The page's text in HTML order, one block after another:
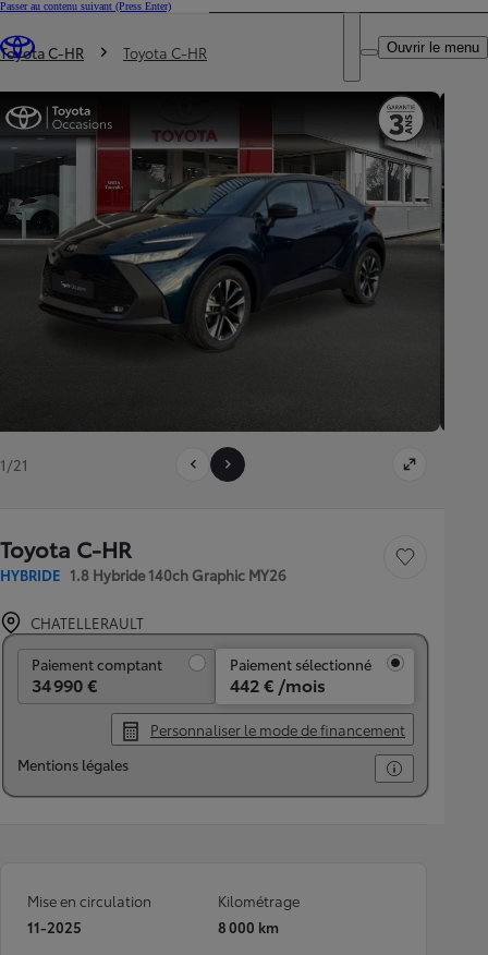
Passer au contenu suivant (Press Enter)
Trouvez un partenaire Toyota
DEALER NAME
Ouvrir le menu
Vous êtes ici
Toyota C-HR Toyota C-HR
1/21
Toyota C-HR
HYBRIDE 1.8 Hybride 140ch Graphic MY26
Sauvegarder le
CHATELLERAULT
Paiement comptant
34 990 €
Paiement sélectionné
442 € /mois
Personnaliser le mode de financement
Mentions légales
Mise en circulation
11-2025
Kilométrage
8 000 km